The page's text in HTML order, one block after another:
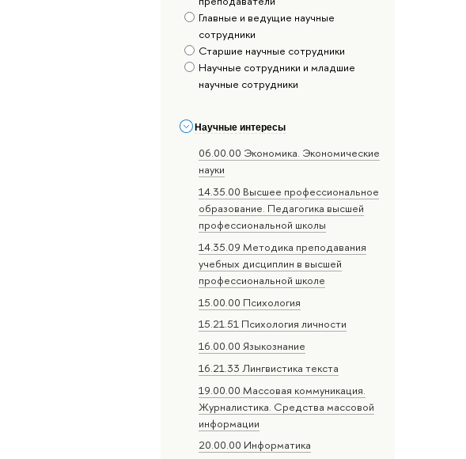
Главные и ведущие научные
сотрудники
Старшие научные сотрудники
Научные сотрудники и младшие
научные сотрудники
Научные интересы
06.00.00 Экономика. Экономические
науки
14.35.00 Высшее профессиональное
образование. Педагогика высшей
профессиональной школы
14.35.09 Методика преподавания
учебных дисциплин в высшей
профессиональной школе
15.00.00 Психология
15.21.51 Психология личности
16.00.00 Языкознание
16.21.33 Лингвистика текста
19.00.00 Массовая коммуникация.
Журналистика. Средства массовой
информации
20.00.00 Информатика